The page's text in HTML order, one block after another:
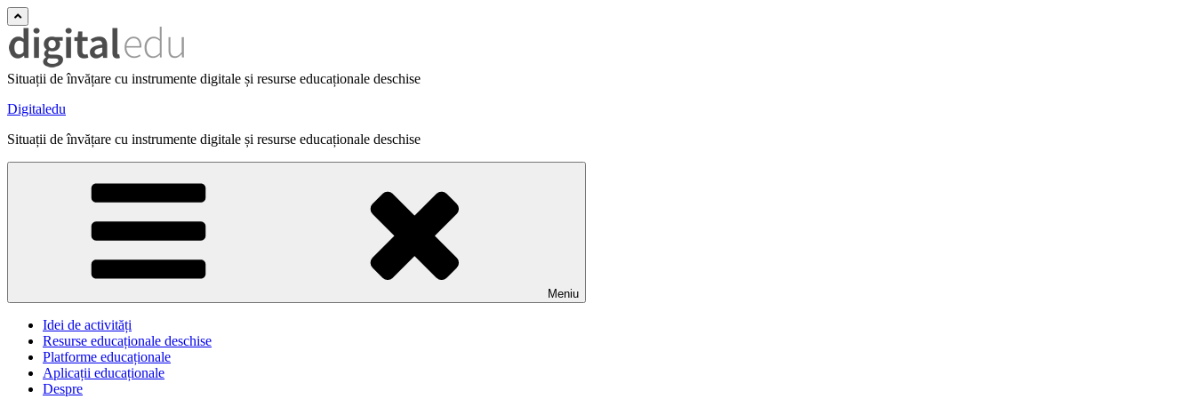
Situații de învățare cu instrumente digitale și resurse educaționale deschise
Digitaledu
Situații de învățare cu instrumente digitale și resurse educaționale deschise
Meniu
Idei de activități
Resurse educaționale deschise
Platforme educaționale
Aplicații educaționale
Despre